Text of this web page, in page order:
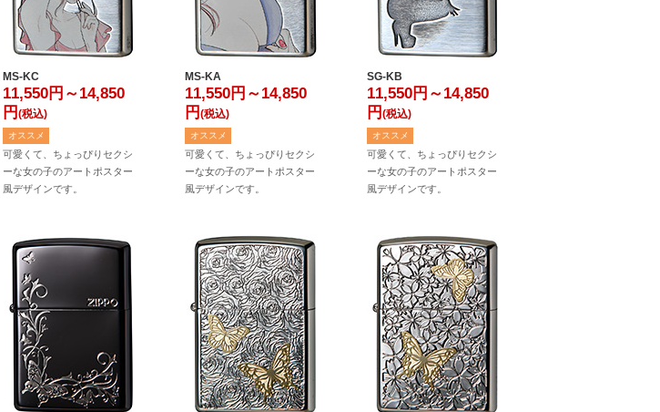
MS-KC
11,550円～14,850
円 (税込)
オススメ
可愛くて、ちょっぴりセクシ
ーな女の子のアートポスター
風デザインです。
MS-KA
11,550円～14,850
円 (税込)
オススメ
可愛くて、ちょっぴりセクシ
ーな女の子のアートポスター
風デザインです。
SG-KB
11,550円～14,850
円 (税込)
オススメ
可愛くて、ちょっぴりセクシ
ーな女の子のアートポスター
風デザインです。